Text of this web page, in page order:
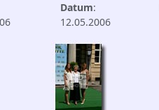
Datum:
12.05.2006